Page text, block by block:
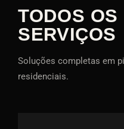
TODOS OS
SERVIÇOS
Soluções completas em
residenciais.